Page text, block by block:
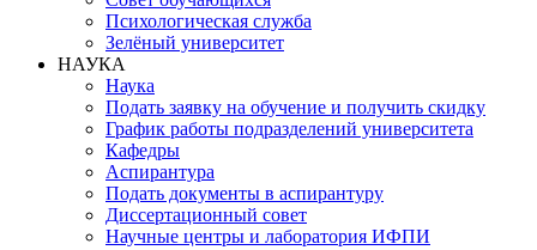
Психологическая служба
Зелёный университет
НАУКА
Наука
Подать заявку на обучение и получить скидку
График работы подразделений университета
Кафедры
Аспирантура
Подать документы в аспирантуру
Диссертационный совет
Научные центры и лаборатория ИФПИ